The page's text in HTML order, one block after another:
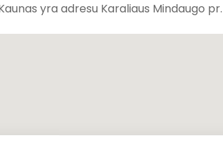
yra adresu Karaliaus Mindaugo pr.